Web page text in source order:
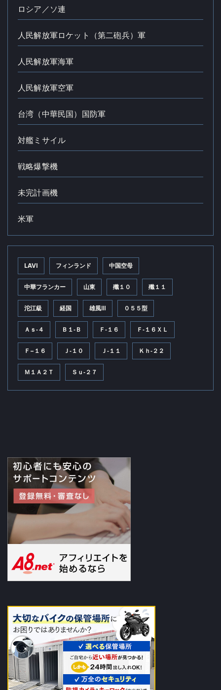
ロシア／ソ連
人民解放軍ロケット（第二砲兵）軍
人民解放軍海軍
人民解放軍空軍
台湾（中華民国）国防軍
対艦ミサイル
戦略爆撃機
未完計画機
米軍
LAVI フィンランド 中国空母
中華フランカー 山東 殲１０ 殲１１
沱江級 経国 雄風Ⅲ ０５５型
Ａｓ‐４ Ｂ１‐Ｂ Ｆ‐１６ Ｆ‐１６ＸＬ
Ｆ−１６ Ｊ‐１０ Ｊ‐１１ Ｋｈ‐２２
Ｍ１Ａ２Ｔ Ｓｕ‐２７